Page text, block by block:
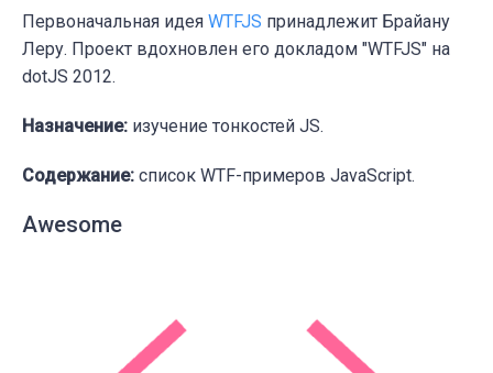
Первоначальная идея WTFJS принадлежит Брайану
Леру. Проект вдохновлен его докладом "WTFJS" на
dotJS 2012.
Назначение: изучение тонкостей JS.
Содержание: список WTF-примеров JavaScript.
Awesome